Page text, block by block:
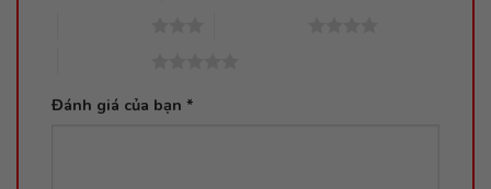
Đánh giá của bạn *